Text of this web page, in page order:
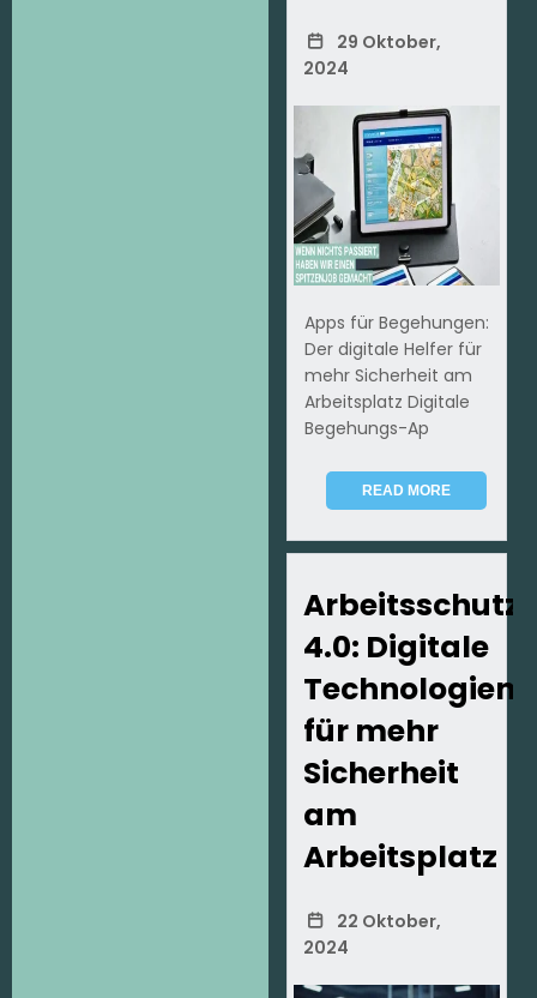
29 Oktober,
2024
Apps für Begehungen:
Der digitale Helfer für
mehr Sicherheit am
Arbeitsplatz Digitale
Begehungs-Ap
READ MORE
Arbeitsschutz
4.0: Digitale
Technologien
für mehr
Sicherheit
am
Arbeitsplatz
22 Oktober,
2024